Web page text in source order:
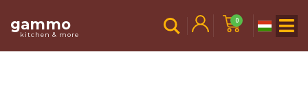
gammo
kitchen & more
0